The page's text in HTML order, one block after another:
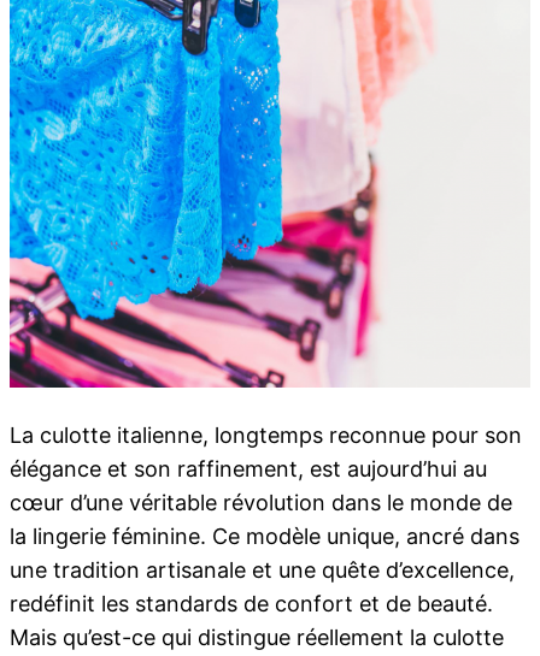
La culotte italienne, longtemps reconnue pour son
élégance et son raffinement, est aujourd’hui au
cœur d’une véritable révolution dans le monde de
la lingerie féminine. Ce modèle unique, ancré dans
une tradition artisanale et une quête d’excellence,
redéfinit les standards de confort et de beauté.
Mais qu’est-ce qui distingue réellement la culotte